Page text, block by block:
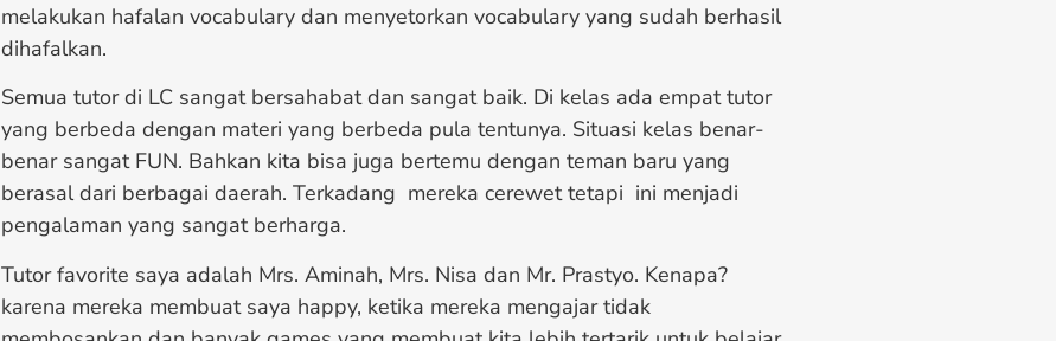
melakukan hafalan vocabulary dan menyetorkan vocabulary yang sudah berhasil
dihafalkan.
Semua tutor di LC sangat bersahabat dan sangat baik. Di kelas ada empat tutor
yang berbeda dengan materi yang berbeda pula tentunya. Situasi kelas benar-
benar sangat FUN. Bahkan kita bisa juga bertemu dengan teman baru yang
berasal dari berbagai daerah. Terkadang mereka cerewet tetapi ini menjadi
pengalaman yang sangat berharga.
Tutor favorite saya adalah Mrs. Aminah, Mrs. Nisa dan Mr. Prastyo. Kenapa?
karena mereka membuat saya happy, ketika mereka mengajar tidak